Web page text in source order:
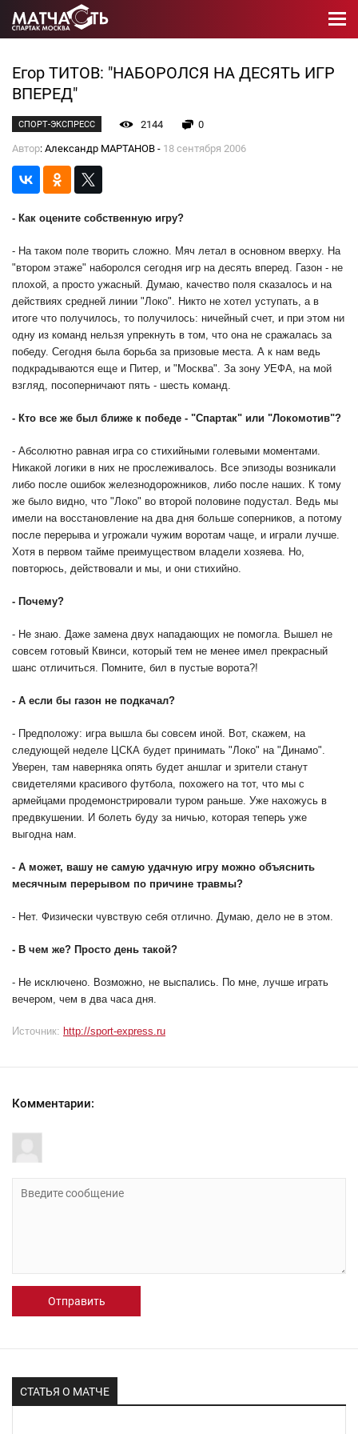
Егор ТИТОВ: "НАБОРОЛСЯ НА ДЕСЯТЬ ИГР
ВПЕРЕД"
СПОРТ-ЭКСПРЕСС 2144
0
Автор: Александр МАРТАНОВ - 18 сентября 2006
- Как оцените собственную игру?
- На таком поле творить сложно. Мяч летал в основном вверху. На
"втором этаже" наборолся сегодня игр на десять вперед. Газон - не
плохой, а просто ужасный. Думаю, качество поля сказалось и на
действиях средней линии "Локо". Никто не хотел уступать, а в
итоге что получилось, то получилось: ничейный счет, и при этом ни
одну из команд нельзя упрекнуть в том, что она не сражалась за
победу. Сегодня была борьба за призовые места. А к нам ведь
подкрадываются еще и Питер, и "Москва". За зону УЕФА, на мой
взгляд, посоперничают пять - шесть команд.
- Кто все же был ближе к победе - "Спартак" или "Локомотив"?
- Абсолютно равная игра со стихийными голевыми моментами.
Никакой логики в них не прослеживалось. Все эпизоды возникали
либо после ошибок железнодорожников, либо после наших. К тому
же было видно, что "Локо" во второй половине подустал. Ведь мы
имели на восстановление на два дня больше соперников, а потому
после перерыва и угрожали чужим воротам чаще, и играли лучше.
Хотя в первом тайме преимуществом владели хозяева. Но,
повторюсь, действовали и мы, и они стихийно.
- Почему?
- Не знаю. Даже замена двух нападающих не помогла. Вышел не
совсем готовый Квинси, который тем не менее имел прекрасный
шанс отличиться. Помните, бил в пустые ворота?!
- А если бы газон не подкачал?
- Предположу: игра вышла бы совсем иной. Вот, скажем, на
следующей неделе ЦСКА будет принимать "Локо" на "Динамо".
Уверен, там наверняка опять будет аншлаг и зрители станут
свидетелями красивого футбола, похожего на тот, что мы с
армейцами продемонстрировали туром раньше. Уже нахожусь в
предвкушении. И болеть буду за ничью, которая теперь уже
выгодна нам.
- А может, вашу не самую удачную игру можно объяснить
месячным перерывом по причине травмы?
- Нет. Физически чувствую себя отлично. Думаю, дело не в этом.
- В чем же? Просто день такой?
- Не исключено. Возможно, не выспались. По мне, лучше играть
вечером, чем в два часа дня.
Источник: http://sport-express.ru
Комментарии:
Отправить
СТАТЬЯ О МАТЧЕ